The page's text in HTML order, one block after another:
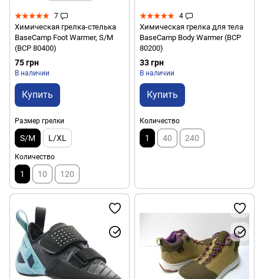
7
Химическая грелка-стелька
BaseCamp Foot Warmer, S/M
(BCP 80400)
75 грн
В наличии
Купить
Размер грелки
S/M L/XL
Количество
1 10 120
4
Химическая грелка для тела
BaseCamp Body Warmer (BCP
80200)
33 грн
В наличии
Купить
Количество
1 40 240